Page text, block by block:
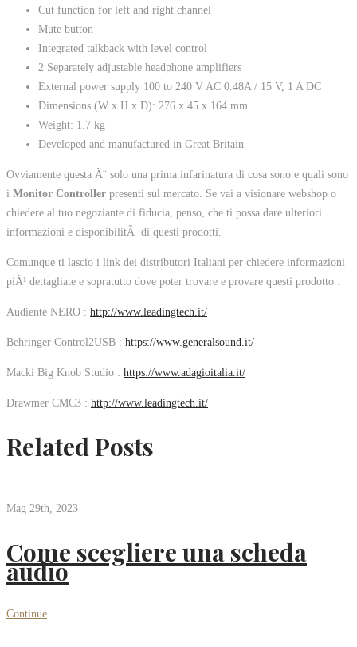
Cut function for left and right channel
Mute button
Integrated talkback with level control
2 Separately adjustable headphone amplifiers
External power supply 100 to 240 V AC 0.48A / 15 V, 1 A DC
Dimensions (W x H x D): 276 x 45 x 164 mm
Weight: 1.7 kg
Developed and manufactured in Great Britain
Ovviamente questa Ã¨ solo una prima infarinatura di cosa sono e quali sono
i Monitor Controller presenti sul mercato. Se vai a visionare webshop o
chiedere al tuo negoziante di fiducia, penso, che ti possa dare ulteriori
informazioni e disponibilitÃ di questi prodotti.
Comunque ti lascio i link dei distributori Italiani per chiedere informazioni
piÃ¹ dettagliate e sopratutto dove poter trovare e provare questi prodotto :
Audiente NERO : http://www.leadingtech.it/
Behringer Control2USB : https://www.generalsound.it/
Macki Big Knob Studio : https://www.adagioitalia.it/
Drawmer CMC3 : http://www.leadingtech.it/
Related Posts
Mag 29th, 2023
Come scegliere una scheda
audio
Continue